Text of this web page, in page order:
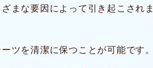
まな要因によって引き起こされま
ツを清潔に保つことが可能です。